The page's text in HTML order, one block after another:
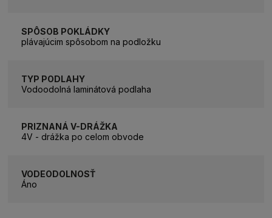
SPÔSOB POKLÁDKY
plávajúcim spôsobom na podložku
TYP PODLAHY
Vodoodolná laminátová podlaha
PRIZNANÁ V-DRÁŽKA
4V - drážka po celom obvode
VODEODOLNOSŤ
Áno